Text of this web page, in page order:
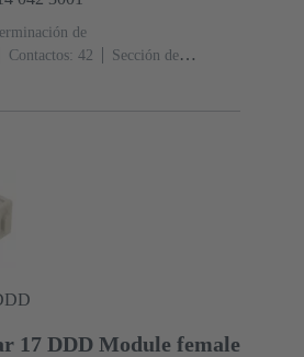
de
Contactos: 42
Sección de
17 DDD Module female